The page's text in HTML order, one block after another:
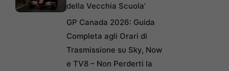
della Vecchia Scuola’
GP Canada 2026: Guida
Completa agli Orari di
Trasmissione su Sky, Now
e TV8 – Non Perderti la